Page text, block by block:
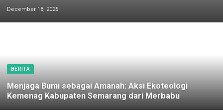
December 18, 2025
BERITA
Menjaga Bumi sebagai Amanah: Aksi Ekoteologi
Kemenag Kabupaten Semarang dari Merbabu